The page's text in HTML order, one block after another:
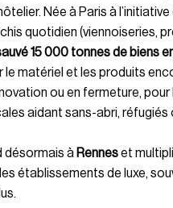
Née à Paris à l’initiative
quotidien (viennoiseries,
15 000 tonnes de biens
le matériel et les produits
ou en fermeture, pour
aidant sans-abri, réfugiés
désormais à Renneset
établissements de luxe,